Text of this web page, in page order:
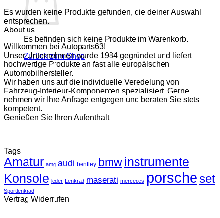
Es befinden sich keine Produkte im Warenkorb.
Zurück zum Shop
Es wurden keine Produkte gefunden, die deiner Auswahl
entsprechen.
About us
Willkommen bei Autoparts63!
Unser Unternehmen wurde 1984 gegründet und liefert
hochwertige Produkte an fast alle europäischen
Automobilhersteller.
Wir haben uns auf die individuelle Veredelung von
Fahrzeug-Interieur-Komponenten spezialisiert. Gerne
nehmen wir Ihre Anfrage entgegen und beraten Sie stets
kompetent.
Genießen Sie Ihren Aufenthalt!
Tags
Amatur amg audi bentley bmwinstrumente
Konsole leder Lenkrad maserati mercedes porsche set
Sportlenkrad
Vertrag Widerrufen